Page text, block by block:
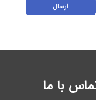
ارسال
با ما